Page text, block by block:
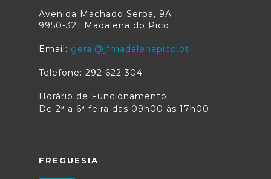
Avenida Machado Serpa, 9A
9950-321 Madalena do Pico
Email: geral@jfmadalenapico.pt
Telefone: 292 622 304
Horário de Funcionamento:
De 2ª a 6ª feira das 09h00 às 17h00
FREGUESIA